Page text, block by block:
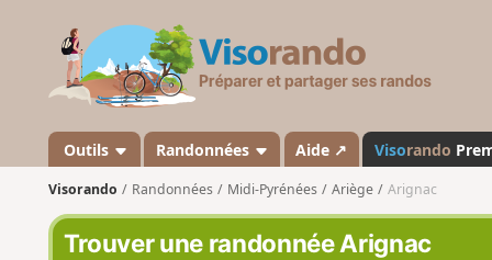
s
a
n
d
o
Outils Randonnées Aide ↗ Visorando
Visorando Randonnées Midi-Pyrénées Ariège Arignac
Trouver une randonnée Arignac